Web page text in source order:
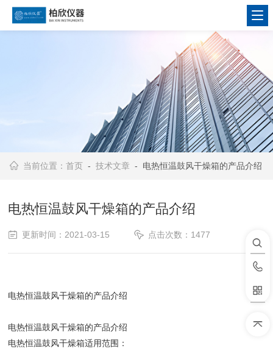
当前位置：首页 -技术文章 - 电热恒温鼓风干燥箱的产品介绍
电热恒温鼓风干燥箱的产品介绍
更新时间：2021-03-15 点击次数：1477
电热恒温鼓风干燥箱的产品介绍
电热恒温鼓风干燥箱的产品介绍
电热恒温鼓风干燥箱适用范围：